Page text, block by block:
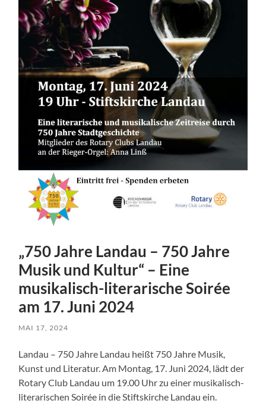
„750 Jahre Landau – 750 Jahre
Musik und Kultur“ – Eine
musikalisch-literarische Soirée
am 17. Juni 2024
MAI 17, 2024
Landau – 750 Jahre Landau heißt 750 Jahre Musik,
Kunst und Literatur. Am Montag, 17. Juni 2024, lädt der
Rotary Club Landau um 19.00 Uhr zu einer musikalisch-
literarischen Soirée in die Stiftskirche Landau ein.